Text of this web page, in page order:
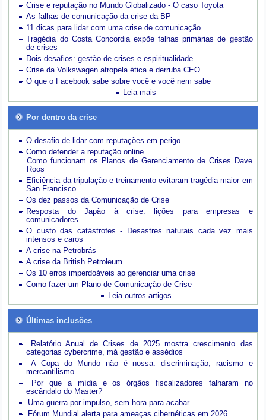
Crise e reputação no Mundo Globalizado - O caso Toyota
As falhas de comunicação da crise da BP
11 dicas para lidar com uma crise de comunicação
Tragédia do Costa Concordia expõe falhas primárias de gestão
de crises
Dois desafios: gestão de crises e espiritualidade
Crise da Volkswagen atropela ética e derruba CEO
O que o Facebook sabe sobre você e você nem sabe
Leia mais
Por dentro da crise
O desafio de lidar com reputações em perigo
Como defender a reputação online
Como funcionam os Planos de Gerenciamento de Crises Dave
Roos
Eficiência da tripulação e treinamento evitaram tragédia maior em
San Francisco
Os dez passos da Comunicação de Crise
Resposta do Japão à crise: lições para empresas e
comunicadores
O custo das catástrofes -
Desastres naturais cada vez mais
intensos e caros
A crise na Petrobrás
A crise da British Petroleum
Os 10 erros imperdoáveis ao gerenciar uma crise
Como fazer um Plano de Comunicação de Crise
Leia outros artigos
Últimas inclusões
Relatório Anual de Crises de 2025 mostra crescimento das
categorias cybercrime, má gestão e assédios
A Copa do Mundo não é nossa: discriminação, racismo e
mercantilismo
Por que a mídia e os órgãos fiscalizadores falharam no
escândalo do Master?
Uma guerra por impulso, sem hora para acabar
Fórum Mundial alerta para ameaças cibernéticas em 2026